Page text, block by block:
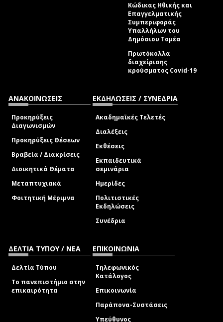
Κώδικας Ηθικής και
Επαγγελματικής
Συμπεριφοράς
Υπαλλήλων του
Δημόσιου Τομέα
Πρωτόκολλα
διαχείρισης
κρούσματος Covid-19
ΑΝΑΚΟΙΝΩΣΕΙΣ
Προκηρύξεις
Διαγωνισμών
Προκηρύξεις Θέσεων
Βραβεία / Διακρίσεις
Διοικητικά Θέματα
Μεταπτυχιακά
Φοιτητική Μέριμνα
ΕΚΔΗΛΩΣΕΙΣ / ΣΥΝΕΔΡΙΑ
Ακαδημαϊκές Τελετές
Διαλέξεις
Εκθέσεις
Εκπαιδευτικά
σεμινάρια
Ημερίδες
Πολιτιστικές
Εκδηλώσεις
Συνέδρια
ΔΕΛΤΙΑ ΤΥΠΟΥ / ΝΕΑ
Δελτία Τύπου
Το πανεπιστήμιο στην
επικαιρότητα
ΕΠΙΚΟΙΝΩΝΙΑ
Τηλεφωνικός
Κατάλογος
Επικοινωνία
Παράπονα-Συστάσεις
Υπεύθυνος